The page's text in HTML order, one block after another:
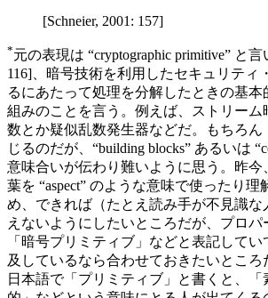
[Schneier, 2001: 157]
*元の表現は “cryptographic primitive” と言
116]、暗号技術を利用したセキュリティ
るにあたって処理を分解したときの基
組みのことを言う。例えば、ストリーム
数とか疑似乱数発生器などだ。もちろん
じるのだが、“building blocks” あるいは
意味合いが伝わり難いように思う。昨今
葉を “aspect” のような意味で使ったり理
め、できれば（たとえ読み手が不見識な
えないようにしたいところだが、プロパ
「暗号プリミティブ」などと表記して
及しているなら合わせておきたいところ
日本語で「プリミティブ」と書くと、